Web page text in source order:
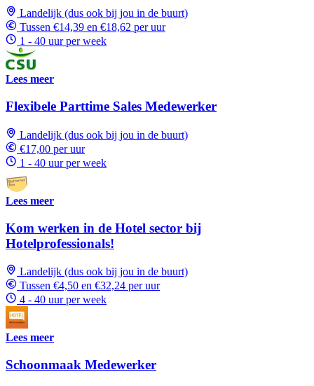
Landelijk (dus ook bij jou in de buurt)
Tussen €14,39 en €18,62 per uur
1 - 40 uur per week
Lees meer
Flexibele Parttime Sales Medewerker
Landelijk (dus ook bij jou in de buurt)
€17,00 per uur
1 - 40 uur per week
Lees meer
Kom werken in de Hotel sector bij
Hotelprofessionals!
Landelijk (dus ook bij jou in de buurt)
Tussen €4,50 en €32,24 per uur
4 - 40 uur per week
Lees meer
Schoonmaak Medewerker